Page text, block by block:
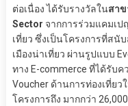
ต่อเนื่อง ได้รับรางวัลในสาข
Sector จากการร่วมแคมเป
เที่ยว ซึ่งเป็นโครงการที่สนั
เมืองน่าเที่ยว ผ่านรูปแบบ
ทาง E-commerce ที่ได้รับค
Voucher ด้านการท่องเที่ยว
โครงการถึง มากกว่า